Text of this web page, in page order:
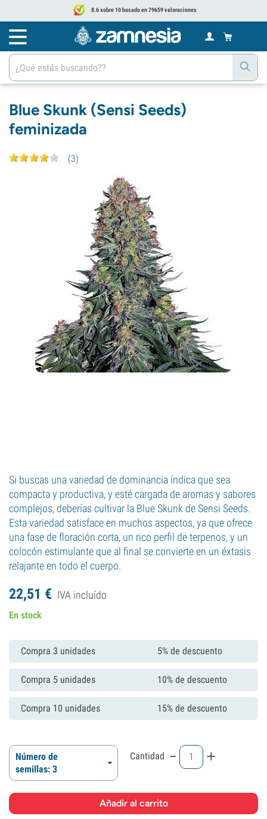
8.6 sobre 10 basado en 79659 valoraciones
Blue Skunk (Sensi Seeds)
feminizada
(3)
Si buscas una variedad de dominancia índica que sea
compacta y productiva, y esté cargada de aromas y sabores
complejos, deberías cultivar la Blue Skunk de Sensi Seeds.
Esta variedad satisface en muchos aspectos, ya que ofrece
una fase de floración corta, un rico perfil de terpenos, y un
colocón estimulante que al final se convierte en un éxtasis
relajante en todo el cuerpo.
22,51 € IVA incluído
En stock
Compra 3 unidades 5% de descuento
Compra 5 unidades 10% de descuento
Compra 10 unidades 15% de descuento
Número de
semillas: 3
Cantidad - +